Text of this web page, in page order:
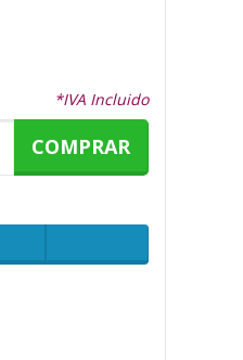
*IVA Incluido
COMPRAR